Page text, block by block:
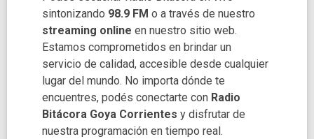
sintonizando 98.9 FM o a través de nuestro
streaming online en nuestro sitio web.
Estamos comprometidos en brindar un
servicio de calidad, accesible desde cualquier
lugar del mundo. No importa dónde te
encuentres, podés conectarte con Radio
Bitácora Goya Corrientes y disfrutar de
nuestra programación en tiempo real.